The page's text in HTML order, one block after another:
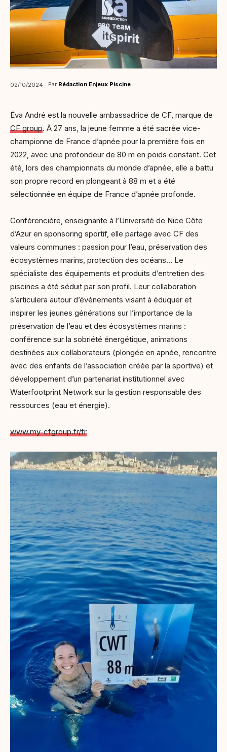
02/10/2024 Par Rédaction Enjeux Piscine
Éva André est la nouvelle ambassadrice de CF, marque de
CF group. À 27 ans, la jeune femme a été sacrée vice-
championne de France d’apnée pour la première fois en
2022, avec une profondeur de 80 m en poids constant. Cet
été, lors des championnats du monde d’apnée, elle a battu
son propre record en plongeant à 88 m et a été
sélectionnée en équipe de France d’apnée profonde.
Conférencière, enseignante à l’Université de Nice Côte
d’Azur en sponsoring sportif, elle partage avec CF des
valeurs communes : passion pour l’eau, préservation des
écosystèmes marins, protection des océans… Le
spécialiste des équipements et produits d’entretien des
piscines a été séduit par son profil. Leur collaboration
s’articulera autour d’événements visant à éduquer et
inspirer les jeunes générations sur l’importance de la
préservation de l’eau et des écosystèmes marins :
conférence sur la sobriété énergétique, animations
destinées aux collaborateurs (plongée en apnée, rencontre
avec des enfants de l’association créée par la sportive) et
développement d’un partenariat institutionnel avec
Waterfootprint Network sur la gestion responsable des
ressources (eau et énergie).
www.my-cfgroup.fr/fr